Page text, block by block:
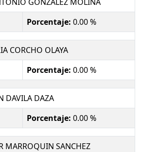
Porcentaje: 0.00 %
CORCHO OLAYA
Porcentaje: 0.00 %
DAVILA DAZA
Porcentaje: 0.00 %
MARROQUIN SANCHEZ